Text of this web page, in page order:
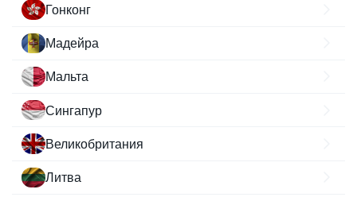
Гонконг
Мадейра
Мальта
Сингапур
Великобритания
Литва